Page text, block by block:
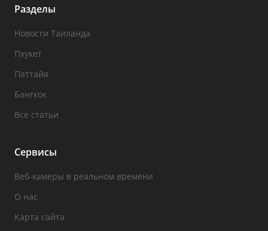
Разделы
Новости Таиланда
Пхукет
Паттайя
Бангкок
Все статьи
Сервисы
Веб-камеры в реальном времени
О нас
Карта сайта